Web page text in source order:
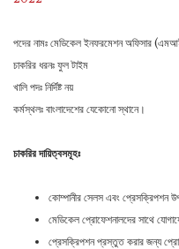
পদের নামঃ মেডিকেল ইনফরমেশন অফিসার
চাকরির ধরনঃ ফুল টাইম
খালি পদঃ নির্দিষ্ট নয়
কর্মস্থলঃ বাংলাদেশের যেকোনো স্থানে।
চাকরির দায়িত্বসমূহঃ
কোম্পানীর সেলস এবং প্রেসক্রিপশন
মেডিকেল প্রোফেশনালদের সাথে
প্রেসক্রিপশন প্রস্তুত করার জন্য